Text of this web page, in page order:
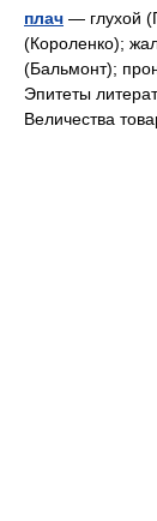
плач — глухой
(Короленко);
(Бальмонт);
Эпитеты
Величества